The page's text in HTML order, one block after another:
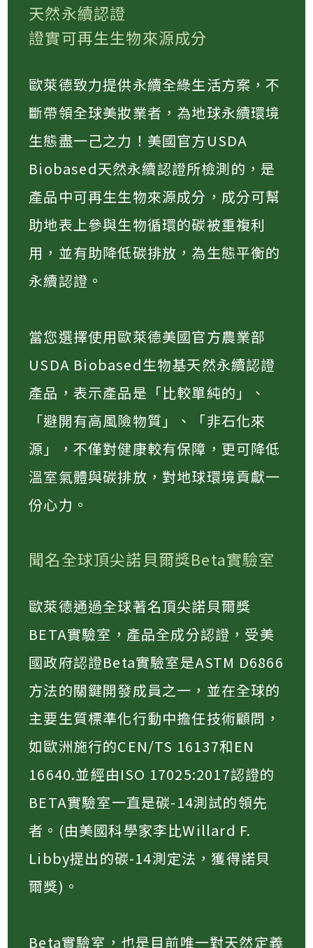
天然永續認證
證實可再生生物來源成分
歐萊德致力提供永續全綠生活方案，不
斷帶領全球美妝業者，為地球永續環境
生態盡一己之力！美國官方USDA
Biobased天然永續認證所檢測的，是
產品中可再生生物來源成分，成分可幫
助地表上參與生物循環的碳被重複利
用，並有助降低碳排放，為生態平衡的
永續認證。
當您選擇使用歐萊德美國官方農業部
USDA Biobased生物基天然永續認證
產品，表示產品是「比較單純的」、
「避開有高風險物質」、「非石化來
源」，不僅對健康較有保障，更可降低
溫室氣體與碳排放，對地球環境貢獻一
份心力。
聞名全球頂尖諾貝爾獎Beta實驗室
歐萊德通過全球著名頂尖諾貝爾獎
BETA實驗室，產品全成分認證，受美
國政府認證Beta實驗室是ASTM D6866
方法的關鍵開發成員之一，並在全球的
主要生質標準化行動中擔任技術顧問，
如歐洲施行的CEN/TS 16137和EN
16640.並經由ISO 17025:2017認證的
BETA實驗室一直是碳-14測試的領先
者。(由美國科學家李比Willard F.
Libby提出的碳-14測定法，獲得諾貝
爾獎)。​
Beta實驗室，也是目前唯一對天然定義